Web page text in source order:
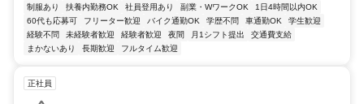
制服あり 扶養内勤務OK 社員登用あり 副業・WワークOK
1日4時間以内OK
60代も応募可
フリーター歓迎 バイク通勤OK 学歴不問 車通勤OK
学生歓迎
経験不問
未経験者歓迎 経験者歓迎 夜間 月1シフト提出
交通費支給
まかないあり
長期歓迎 フルタイム歓迎
正社員